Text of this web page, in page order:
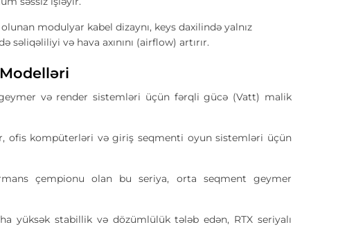
modulyar kabel dizaynı, keys daxilində yalnız
və hava axınını (airflow) artırır.
və render sistemləri üçün fərqli gücə (Vatt) malik
ofis kompüterləri və giriş seqmenti oyun sistemləri üçün
çempionu olan bu seriya, orta seqment geymer
yüksək stabillik və dözümlülük tələb edən, RTX seriyalı